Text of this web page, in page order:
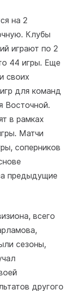
на 2
Клубы
играют по 2
44 игры. Еще
своих
для команд
Восточной.
в рамках
Матчи
соперников
предыдущие
всего
сезоны,
другого